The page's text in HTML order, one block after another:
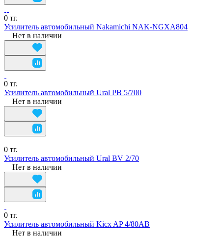
0 тг.
Усилитель автомобильный Nakamichi NAK-NGXA804
Нет в наличии
0 тг.
Усилитель автомобильный Ural PB 5/700
Нет в наличии
0 тг.
Усилитель автомобильный Ural BV 2/70
Нет в наличии
0 тг.
Усилитель автомобильный Kicx AP 4/80AB
Нет в наличии